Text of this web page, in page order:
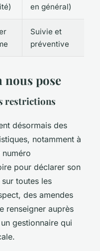
en général)
Suivie et
préventive
nous pose
restrictions
désormais des
notamment à
pour déclarer son
toutes les
des amendes
renseigner auprès
gestionnaire qui